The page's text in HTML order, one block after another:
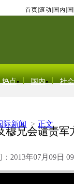
首页 滚动 国内
热点 国内 社会
际新闻 > 正文
穆兄会谴责军
2013年07月09日